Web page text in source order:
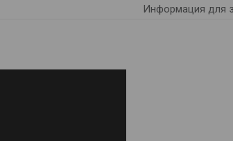
Информация для